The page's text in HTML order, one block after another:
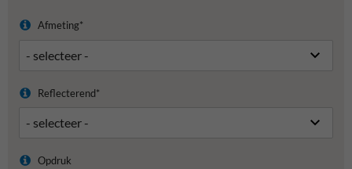
Afmeting*
Reflecterend*
Opdruk